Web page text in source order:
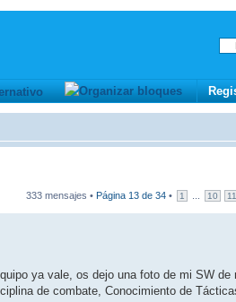
333 mensajes • Página 13 de 34 • 1 10 11
ya vale, os dejo una foto de mi SW de
de combate, Conocimiento de